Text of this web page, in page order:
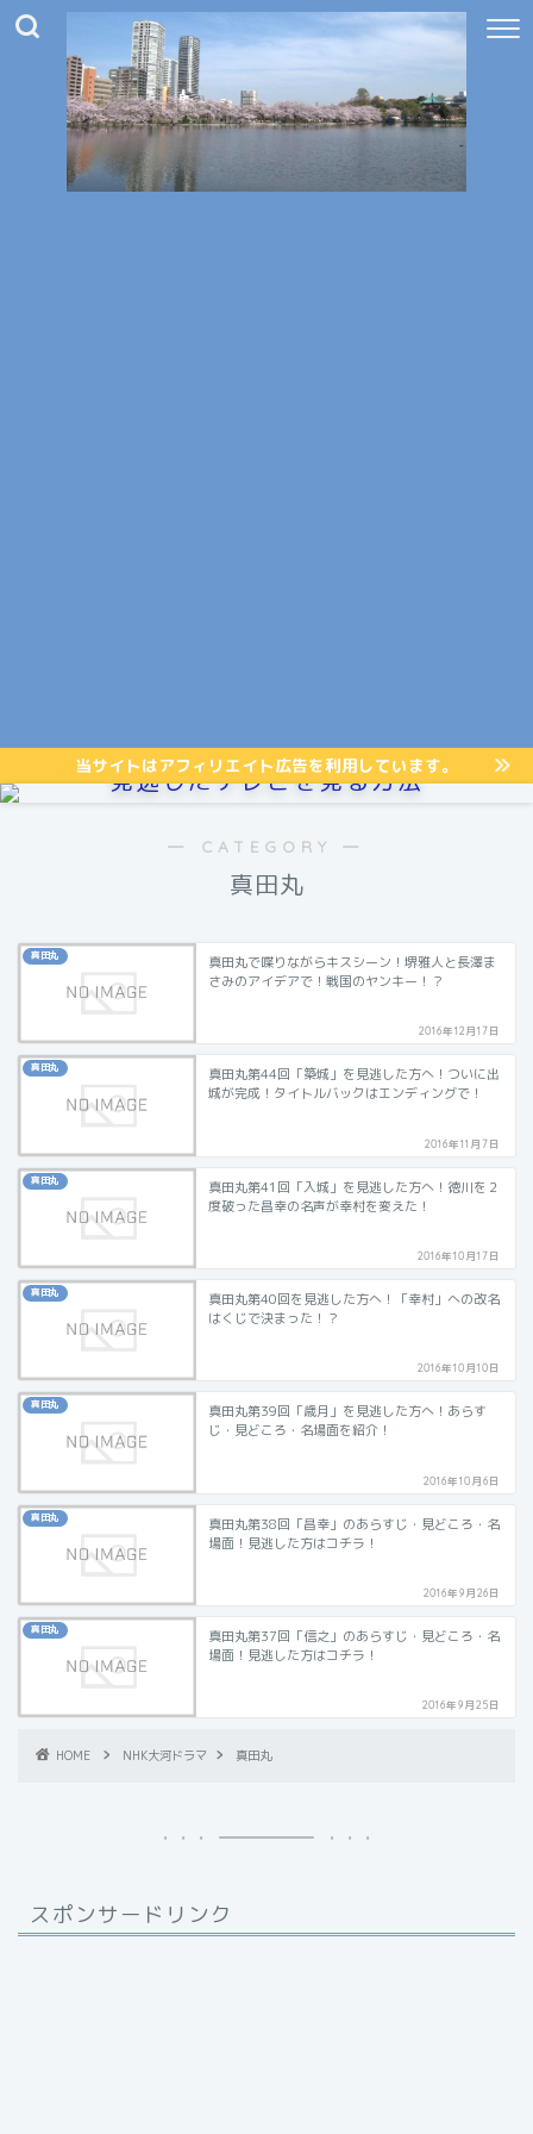
当サイトはアフィリエイト広告を利用しています。
見逃したテレビを見る方法
― CATEGORY ―
真田丸
真田丸
真田丸で喋りながらキスシーン！堺雅人と長澤ま
さみのアイデアで！戦国のヤンキー！？
2016年12月17日
真田丸
真田丸第44回「築城」を見逃した方へ！ついに出
城が完成！タイトルバックはエンディングで！
2016年11月7日
真田丸
真田丸第41回「入城」を見逃した方へ！徳川を２
度破った昌幸の名声が幸村を変えた！
2016年10月17日
真田丸
真田丸第40回を見逃した方へ！「幸村」への改名
はくじで決まった！？
2016年10月10日
真田丸
真田丸第39回「歳月」を見逃した方へ！あらす
じ・見どころ・名場面を紹介！
2016年10月6日
真田丸
真田丸第38回「昌幸」のあらすじ・見どころ・名
場面！見逃した方はコチラ！
2016年9月26日
真田丸
真田丸第37回「信之」のあらすじ・見どころ・名
場面！見逃した方はコチラ！
2016年9月25日
HOME NHK大河ドラマ 真田丸
スポンサードリンク